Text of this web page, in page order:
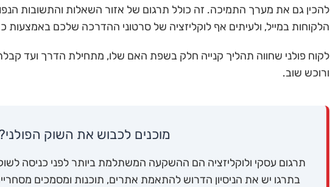
להכין גם את מערך התמיכה. זה כולל תרגום של אזור השאלות והתשובות
הלקוחות במייל, ולעיתים אף לוקליזציה של סרטוני ההדרכה שלכם באמצעות
לקוח פולני שחווה תהליך קנייה חלק בשפת האם שלו, מתחילת הדרך ועד
ורוכש שוב.
מוכנים לכבוש את השוק
תרגום עסקי ולוקליזציה הם ההשקעה המשתלמת ביותר לפני כניסה
בתרגו יש את הניסיון הדרוש להתאמת אתרים, תוכנות ומסמכים